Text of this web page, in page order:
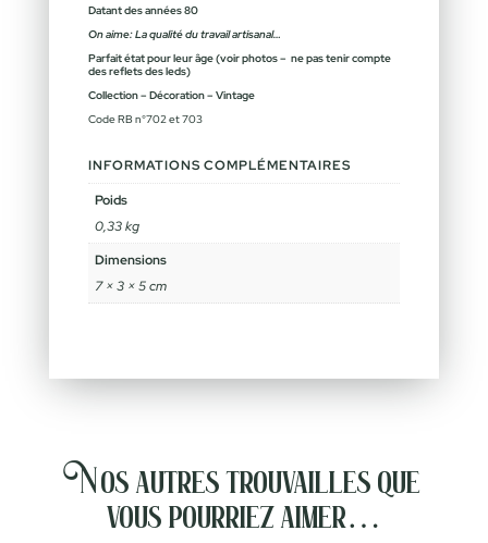
Datant des années 80
On aime: La qualité du travail artisanal…
Parfait état pour leur âge (voir photos – ne pas tenir compte
des reflets des leds)
Collection – Décoration – Vintage
Code RB n°702 et 703
INFORMATIONS COMPLÉMENTAIRES
Poids
0,33 kg
Dimensions
7 × 3 × 5 cm
Nos autres trouvailles que
vous pourriez aimer…